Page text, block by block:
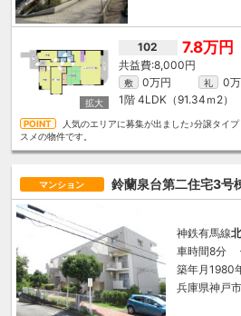
102 7.8万円
8,000円
敷 0万円 礼
0
1階 4LDK（91.34ｍ 2）
人気のエリアに募集が出ました♪分譲タイ
スメの物件です。
マンション 鈴蘭泉台第二住宅3号
神鉄有馬線
車時間8分
築年月1980
兵庫県神戸